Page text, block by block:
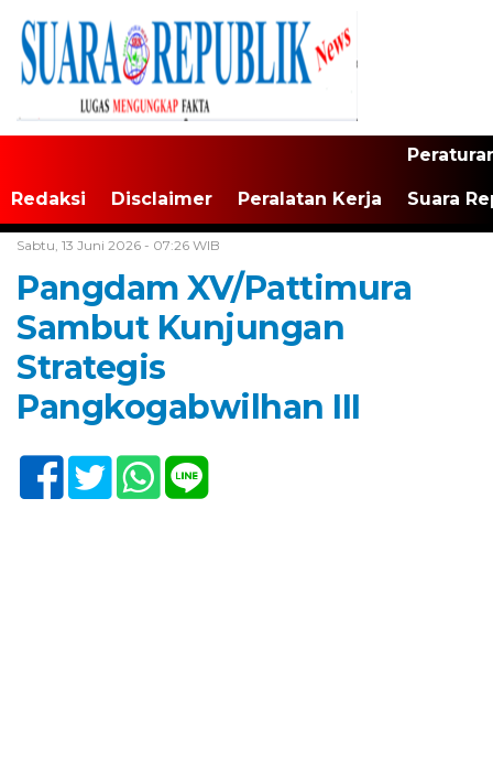
Redaksi Disclaimer Peralatan Kerja Suara
Sabtu, 13 Juni 2026 - 07:26 WIB
Pangdam XV/Pattimura
Sambut Kunjungan
Strategis
Pangkogabwilhan III